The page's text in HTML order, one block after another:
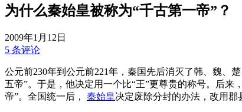
为什么秦始皇被称为“千古第一帝”？
2009年1月12日
5 条评论
公元前230年到公元前221年，秦国先后消灭了韩、魏、
五帝”。于是，他决定用一个比“王”更尊贵的称号。后来
帝”。全国统一后， 秦始皇决定废除分封的办法，改用郡